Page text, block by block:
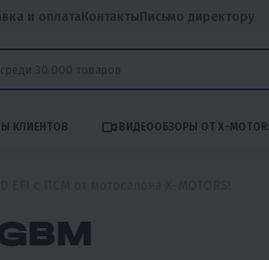
и оплатаКонтактыПисьмо директору
КЛИЕНТОВ ВИДЕООБЗОРЫ ОТ X-